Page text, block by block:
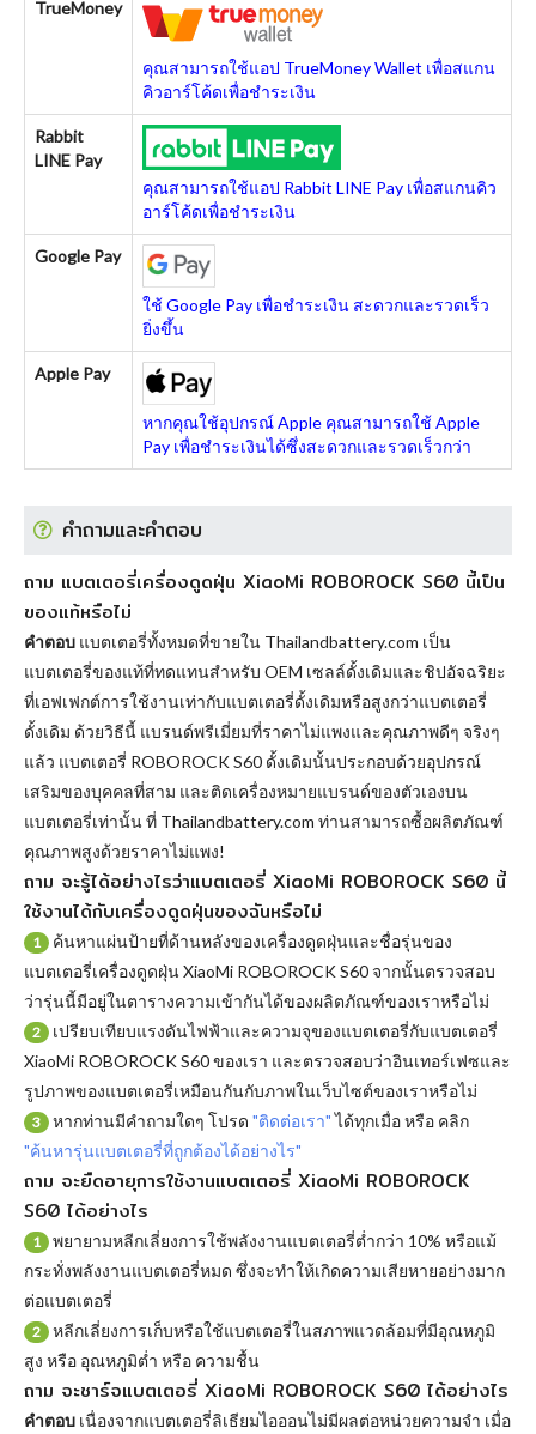
TrueMoney
คุณสามารถใช้แอป TrueMoney Wallet เพื่อสแกน
คิวอาร์โค้ดเพื่อชำระเงิน
Rabbit
LINE Pay
คุณสามารถใช้แอป Rabbit LINE Pay เพื่อสแกนคิว
อาร์โค้ดเพื่อชำระเงิน
Google Pay
ใช้ Google Pay เพื่อชำระเงิน สะดวกและรวดเร็ว
ยิ่งขึ้น
Apple Pay
หากคุณใช้อุปกรณ์ Apple คุณสามารถใช้ Apple
Pay เพื่อชำระเงินได้ซึ่งสะดวกและรวดเร็วกว่า
คำถามและคำตอบ
ถาม แบตเตอรี่เครื่องดูดฝุ่น XiaoMi ROBOROCK S60 นี้เป็น
ของแท้หรือไม่
คำตอบ แบตเตอรี่ทั้งหมดที่ขายใน Thailandbattery.com เป็น
แบตเตอรี่ของแท้ที่ทดแทนสำหรับ OEM เซลล์ดั้งเดิมและชิปอัจฉริยะ
ที่เอฟเฟกต์การใช้งานเท่ากับแบตเตอรี่ดั้งเดิมหรือสูงกว่าแบตเตอรี่
ดั้งเดิม ด้วยวิธีนี้ แบรนด์พรีเมี่ยมที่ราคาไม่แพงและคุณภาพดีๆ จริงๆ
แล้ว แบตเตอรี่ ROBOROCK S60 ดั้งเดิมนั้นประกอบด้วยอุปกรณ์
เสริมของบุคคลที่สาม และติดเครื่องหมายแบรนด์ของตัวเองบน
แบตเตอรี่เท่านั้น ที่ Thailandbattery.com ท่านสามารถซื้อผลิตภัณฑ์
คุณภาพสูงด้วยราคาไม่แพง!
ถาม จะรู้ได้อย่างไรว่าแบตเตอรี่ XiaoMi ROBOROCK S60 นี้
ใช้งานได้กับเครื่องดูดฝุ่นของฉันหรือไม่
1
ค้นหาแผ่นป้ายที่ด้านหลังของเครื่องดูดฝุ่นและชื่อรุ่นของ
แบตเตอรี่เครื่องดูดฝุ่น XiaoMi ROBOROCK S60 จากนั้นตรวจสอบ
ว่ารุ่นนี้มีอยู่ในตารางความเข้ากันได้ของผลิตภัณฑ์ของเราหรือไม่
2
เปรียบเทียบแรงดันไฟฟ้าและความจุของแบตเตอรี่กับแบตเตอรี่
XiaoMi ROBOROCK S60 ของเรา และตรวจสอบว่าอินเทอร์เฟซและ
รูปภาพของแบตเตอรี่เหมือนกันกับภาพในเว็บไซต์ของเราหรือไม่
3 หากท่านมีคำถามใดๆ โปรด "ติดต่อเรา"ได้ทุกเมื่อ หรือ คลิก
"ค้นหารุ่นแบตเตอรี่ที่ถูกต้องได้อย่างไร"
ถาม จะยืดอายุการใช้งานแบตเตอรี่ XiaoMi ROBOROCK
S60 ได้อย่างไร
1
พยายามหลีกเลี่ยงการใช้พลังงานแบตเตอรี่ต่ำกว่า 10% หรือแม้
กระทั่งพลังงานแบตเตอรี่หมด ซึ่งจะทำให้เกิดความเสียหายอย่างมาก
ต่อแบตเตอรี่
2
หลีกเลี่ยงการเก็บหรือใช้แบตเตอรี่ในสภาพแวดล้อมที่มีอุณหภูมิ
สูง หรือ อุณหภูมิต่ำ หรือ ความชื้น
ถาม จะชาร์จแบตเตอรี่ XiaoMi ROBOROCK S60 ได้อย่างไร
คำตอบ เนื่องจากแบตเตอรี่ลิเธียมไอออนไม่มีผลต่อหน่วยความจำ เมื่อ